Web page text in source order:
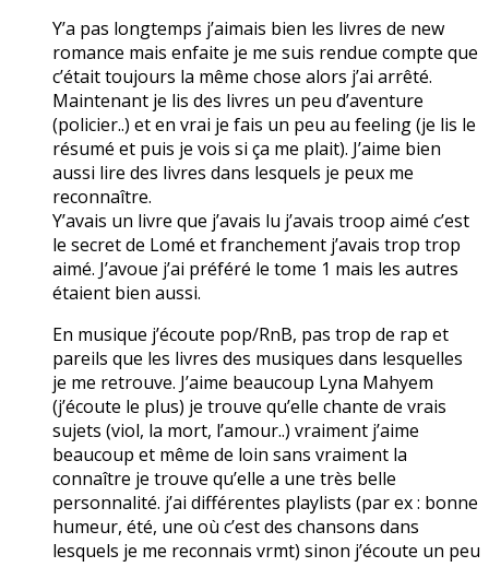
Y’a pas longtemps j’aimais bien les livres de new
romance mais enfaite je me suis rendue compte que
c’était toujours la même chose alors j’ai arrêté.
Maintenant je lis des livres un peu d’aventure
(policier..) et en vrai je fais un peu au feeling (je lis le
résumé et puis je vois si ça me plait). J’aime bien
aussi lire des livres dans lesquels je peux me
reconnaître.
Y’avais un livre que j’avais lu j’avais troop aimé c’est
le secret de Lomé et franchement j’avais trop trop
aimé. J’avoue j’ai préféré le tome 1 mais les autres
étaient bien aussi.
En musique j’écoute pop/RnB, pas trop de rap et
pareils que les livres des musiques dans lesquelles
je me retrouve. J’aime beaucoup Lyna Mahyem
(j’écoute le plus) je trouve qu’elle chante de vrais
sujets (viol, la mort, l’amour..) vraiment j’aime
beaucoup et même de loin sans vraiment la
connaître je trouve qu’elle a une très belle
personnalité. j’ai différentes playlists (par ex : bonne
humeur, été, une où c’est des chansons dans
lesquels je me reconnais vrmt) sinon j’écoute un peu